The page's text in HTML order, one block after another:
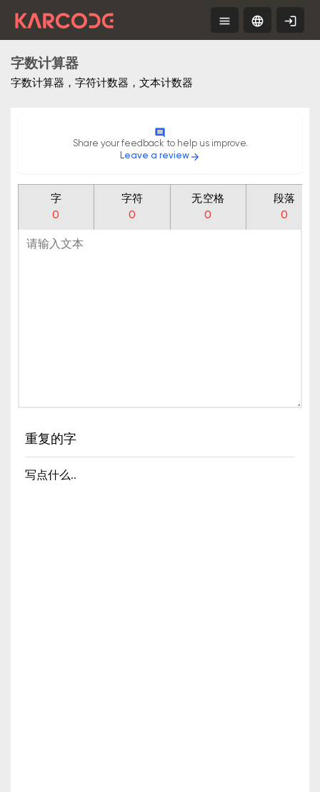
login
Free
language
ZH
menu
Tools
字数计算器
字数计算器，字符计数器，文本计数器
comment
Share your feedback to help us improve.
Leave a reviewarrow_forward
字
0
字符
0
无空格
0
段落
0
重复的字
写点什么..